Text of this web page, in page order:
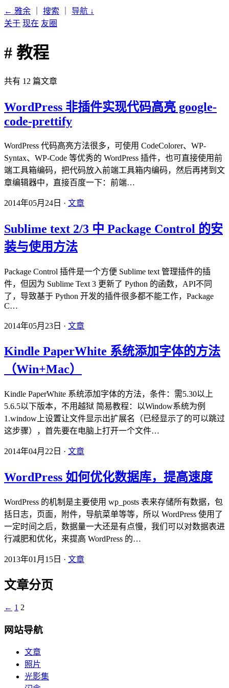
← 雅余 搜索 导航 ↓
关于 现在 友圈
# 教程
共有 12 篇文章
WordPress 非插件实现代码高亮 google-
code-prettify
WordPress 代码高亮方法很多，可使用 CodeColorer、WP-
Syntax、WP-Code 等优秀的 WordPress 插件，也可直接使用前
端工具箱编码，把代码放入前端工具箱内编码，然后再拷到文
章编辑器中，直接百度一下：前端…
2014年05月24日 · 文章
Sublime text 2/3 中 Package Control 的安
装与使用方法
Package Control 插件是一个方便 Sublime text 管理插件的插
件，但因为 Sublime Text 3 更新了 Python 的函数，API不同
了，导致基于 Python 开发的插件很多都不能工作，Package
C…
2014年05月23日 · 文章
Kindle PaperWhite 系统添加字体的方法
（Win+Mac）
Kindle PaperWhite 系统添加字体的方法，条件：需5.30以上
5.6.5以下版本，不用越狱 简易教程：以Window系统为例
1.window上设置让文件显示出扩展名（已经显示了的可以跳过
这步骤），首先要在电脑上打开一个文件…
2014年04月22日 · 文章
WordPress 如何优化数据库，提高速度
WordPress 的机制是主要使用 wp_posts 表来存储所有数据，包
括日志，页面，附件，导航菜单等等，所以 WordPress 使用了
一定时间之后，数据量一大还是有点慢，我们可以对数据表进
行减肥和优化，来提高 WordPress 的…
2013年01月15日 · 文章
文章分页
← 1 2
网站导航
文章
照片
光影集